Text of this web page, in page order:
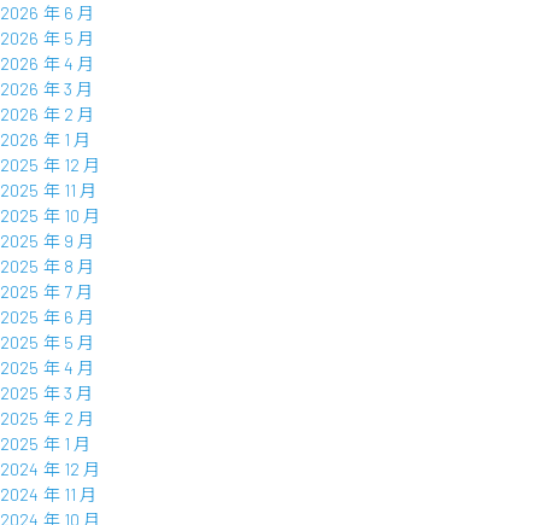
2026 年 6 月
2026 年 5 月
2026 年 4 月
2026 年 3 月
2026 年 2 月
2026 年 1 月
2025 年 12 月
2025 年 11 月
2025 年 10 月
2025 年 9 月
2025 年 8 月
2025 年 7 月
2025 年 6 月
2025 年 5 月
2025 年 4 月
2025 年 3 月
2025 年 2 月
2025 年 1 月
2024 年 12 月
2024 年 11 月
2024 年 10 月